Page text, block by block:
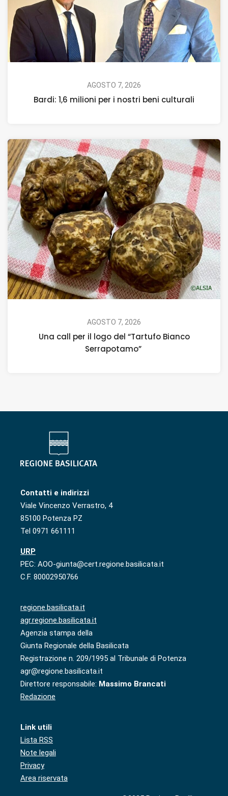
AGOSTO 7, 2026
Bardi: 1,6 milioni per i nostri beni culturali
AGOSTO 7, 2026
Una call per il logo del “Tartufo Bianco
Serrapotamo”
Contatti e indirizzi
Viale Vincenzo Verrastro, 4
85100 Potenza PZ
Tel 0971 661111
URP
PEC: AOO-giunta@cert.regione.basilicata.it
C.F. 80002950766
regione.basilicata.it
agr.regione.basilicata.it
Agenzia stampa della
Giunta Regionale della Basilicata
Registrazione n. 209/1995 al Tribunale di Potenza
agr@regione.basilicata.it
Direttore responsabile: Massimo Brancati
Redazione
Link utili
Lista RSS
Note legali
Privacy
Area riservata